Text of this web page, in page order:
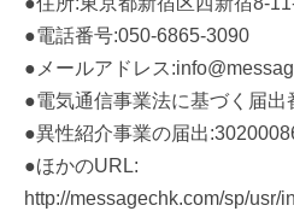
●電話番号:050-6865-3090
●メールアドレス
●電気通信事業法に基づく届出
●異性紹介事業の届出
●ほかのURL:
http://messagechk.com/sp/usr/